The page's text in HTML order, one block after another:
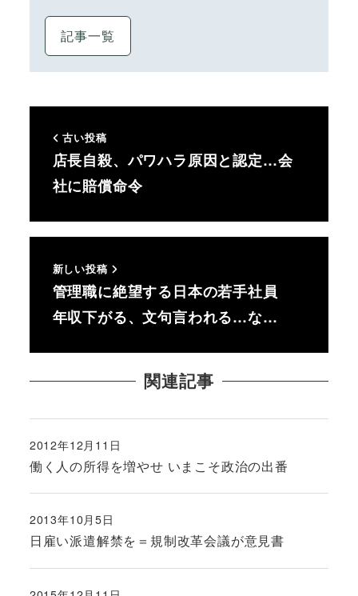
記事一覧
古い投稿
店長自殺、パワハラ原因と認定…会
社に賠償命令
新しい投稿
管理職に絶望する日本の若手社員
年収下がる、文句言われる…な…
関連記事
働く人の所得を増やせ いまこそ政治の出番
投稿日
2012年12月11日
日雇い派遣解禁を＝規制改革会議が意見書
投稿日
2013年10月5日